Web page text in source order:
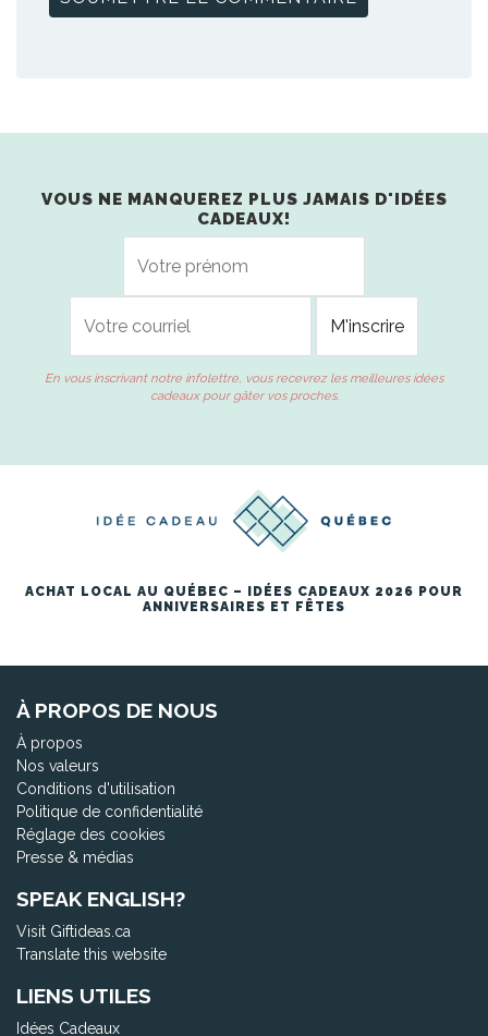
VOUS NE MANQUEREZ PLUS JAMAIS D'IDÉES
CADEAUX!
En vous inscrivant notre infolettre, vous recevrez les meilleures idées
cadeaux pour gâter vos proches.
ACHAT LOCAL AU QUÉBEC – IDÉES CADEAUX 2026 POUR
ANNIVERSAIRES ET FÊTES
À PROPOS DE NOUS
À propos
Nos valeurs
Conditions d'utilisation
Politique de confidentialité
Réglage des cookies
Presse & médias
SPEAK ENGLISH?
Visit Giftideas.ca
Translate this website
LIENS UTILES
Idées Cadeaux